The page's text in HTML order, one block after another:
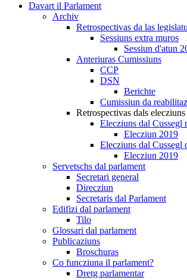
Davart il Parlament
Archiv
Retrospectivas da las
Sessiuns extra muros
Sessiun d'atun
Anteriuras Cumissiuns
CCP
DSN
Berichte
Cumissiun da
Retrospectivas dals elecziuns
Elecziuns dal Cussegl
Elecziun 2019
Elecziuns dal Cussegl
Elecziun 2019
Servetschs dal parlament
Secretari general
Direcziun
Secretaris dal Parlament
Edifizi dal parlament
Tilo
Glossari dal parlament
Publicaziuns
Broschuras
Co funcziuna il parlament?
Dretg parlamentar